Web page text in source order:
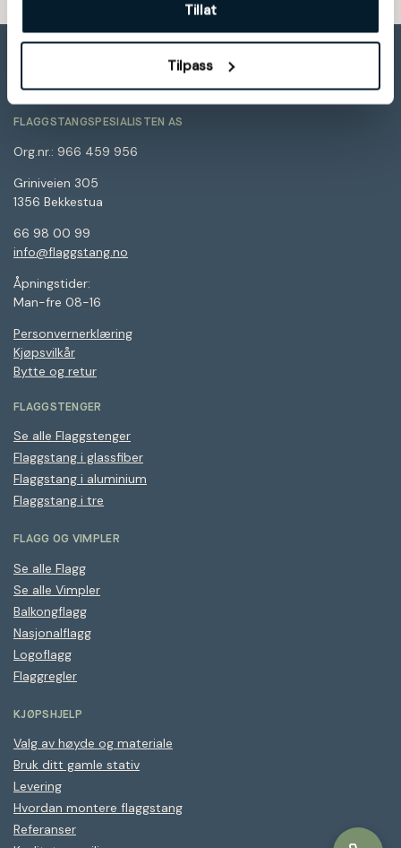
Tillat
Tilpass
FLAGGSTANGSPESIALISTEN AS
Org.nr.: 966 459 956
Griniveien 305
1356 Bekkestua
66 98 00 99
info@flaggstang.no
Åpningstider:
Man-fre 08-16
Personvernerklæring
Kjøpsvilkår
Bytte og retur
FLAGGSTENGER
Se alle Flaggstenger
Flaggstang i glassfiber
Flaggstang i aluminium
Flaggstang i tre
FLAGG OG VIMPLER
Se alle Flagg
Se alle Vimpler
Balkongflagg
Nasjonalflagg
Logoflagg
Flaggregler
KJØPSHJELP
Valg av høyde og materiale
Bruk ditt gamle stativ
Levering
Hvordan montere flaggstang
Referanser